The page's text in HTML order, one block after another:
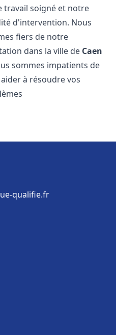
travail soigné et notre
d'intervention. Nous
fiers de notre
dans la ville de Caen
sommes impatients de
à résoudre vos
qualifie.fr